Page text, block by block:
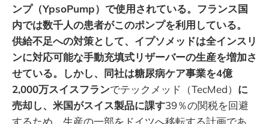
ンプ（YpsoPump）で使用されている。フランス国
内では数千人の患者がこのポンプを利用している。
供給不足への対策として、イプソメッドは全インスリ
ンに対応可能な手動充填式リザーバーの生産を増加さ
せている。しかし、同社は糖尿病ケア事業を4億
2,000万スイスフランでテックメッド（TecMed） に
売却し、米国がスイス製品に課す39％の関税を回避